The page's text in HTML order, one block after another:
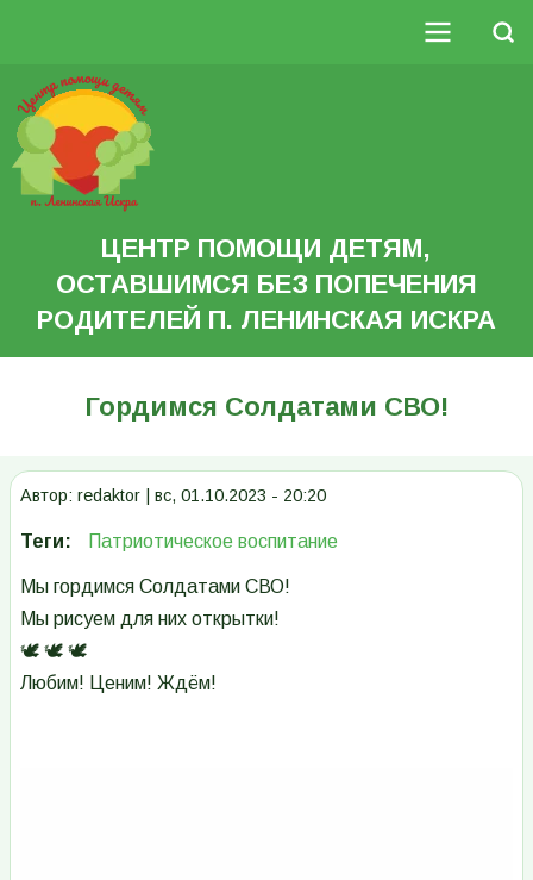
основному
содержанию
Search
Основная
навигация
ЦЕНТР ПОМОЩИ ДЕТЯМ,
ОСТАВШИМСЯ БЕЗ ПОПЕЧЕНИЯ
РОДИТЕЛЕЙ П. ЛЕНИНСКАЯ ИСКРА
Гордимся Солдатами СВО!
Автор: redaktor вс, 01.10.2023 - 20:20
Теги Патриотическое воспитание
Мы гордимся Солдатами СВО!
Мы рисуем для них открытки!
🕊 🕊 🕊
Любим! Ценим! Ждём!